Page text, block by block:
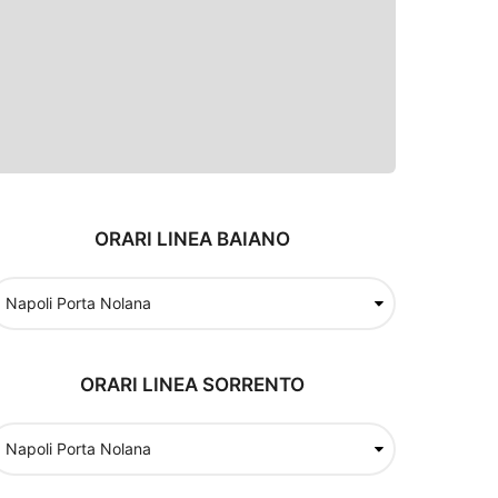
ORARI LINEA BAIANO
ORARI LINEA SORRENTO